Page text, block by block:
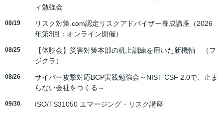
ィ勉強会
08/19
リスク対策.com認定リスクアドバイザー養成講座（2026
年第3回：オンライン開催）
08/25
【体験会】災害対策本部の机上訓練を用いた新機軸 （フ
ジクラ）
08/26
サイバー攻撃対応BCP実践勉強会～NIST CSF 2.0で、止ま
らない会社をつくる～
09/30 ISO/TS31050 エマージング・リスク講座